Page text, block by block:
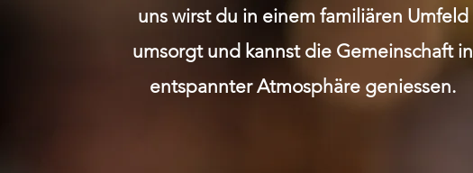
uns wirst du in einem familiären Umfeld
umsorgt und kannst die Gemeinschaft in
entspannter Atmosphäre geniessen.